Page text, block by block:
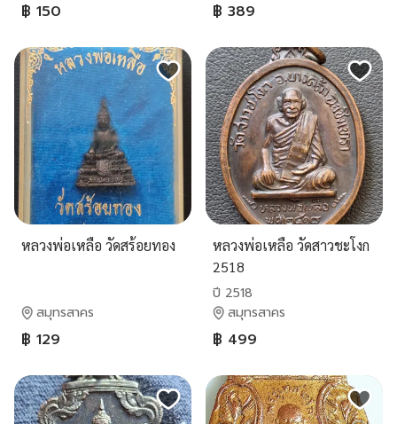
฿ 150 ฿ 389
หลวงพ่อเหลือ วัดสร้อยทอง
สมุทรสาคร
฿ 129
หลวงพ่อเหลือ วัดสาวชะโงก
2518
ปี 2518
สมุทรสาคร
฿ 499